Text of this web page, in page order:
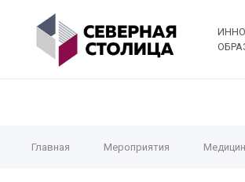
Главная Мероприятия